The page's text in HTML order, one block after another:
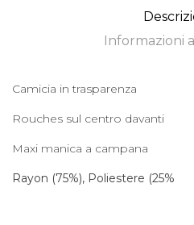
Informazioni
Camicia in trasparenza
Rouches sul centro davanti
Maxi manica a campana
Rayon (75%), Poliestere (25%